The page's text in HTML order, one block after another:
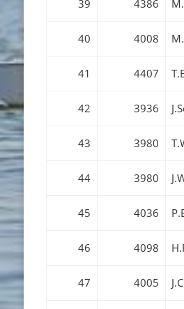
39 4386
40 4008
41 4407
42 3936
43 3980
44 3980
45 4036
46 4098
47 4005